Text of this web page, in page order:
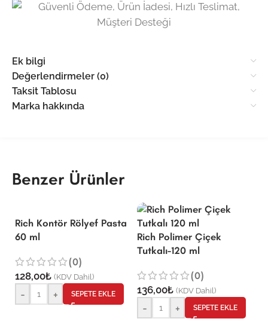
Ek bilgi
Değerlendirmeler (0)
Taksit Tablosu
Marka hakkında
Benzer Ürünler
Rich Kontör Rölyef Pasta
60 ml
(0)
128,00₺ (KDV Dahil)
- + SEPETE EKLE
Rich Polimer Çiçek
Tutkalı-120 ml
(0)
136,00₺ (KDV Dahil)
- + SEPETE EKLE